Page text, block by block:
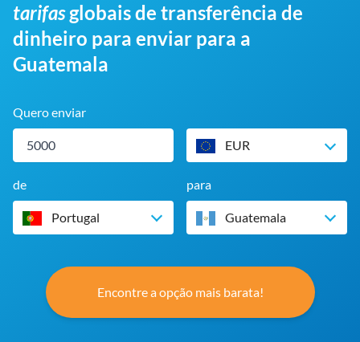
tarifasglobais de transferência de
dinheiro para enviar para a
Guatemala
Quero enviar
EUR
de
Portugal
para
Guatemala
Encontre a opção mais barata!